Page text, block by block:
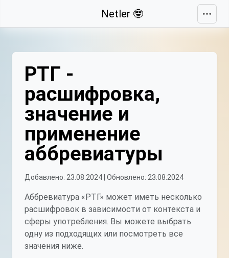
Netler 🤓
РТГ -
расшифровка,
значение и
применение
аббревиатуры
Добавлено: 23.08.2024 | Обновлено: 23.08.2024
Аббревиатура «РТГ» может иметь несколько
расшифровок в зависимости от контекста и
сферы употребления. Вы можете выбрать
одну из подходящих или посмотреть все
значения ниже.